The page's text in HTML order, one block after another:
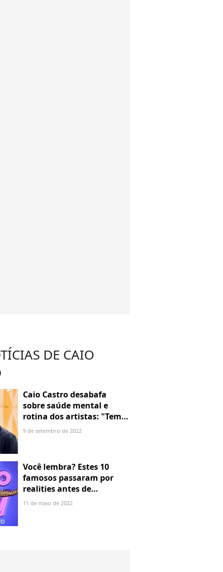
DE CAIO
Caio Castro desabafa
sobre saúde mental e
rotina dos artistas: "Tem
desgaste"
9 de setembro de 2022
Você lembra? Estes 10
famosos passaram por
realities antes de
bombarem na TV
11 de maio de 2022